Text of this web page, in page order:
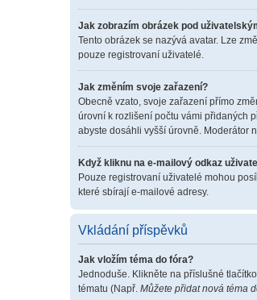
Jak zobrazím obrázek pod
Tento obrázek se nazývá avatar. Lze
pouze registrovaní uživatelé.
Jak změním svoje zařazení?
Obecně vzato, svoje zařazení přímo
úrovní k rozlišení počtu vámi přidaných
abyste dosáhli vyšší úrovně. Moderátor
Když kliknu na e-mailový odkaz
Pouze registrovaní uživatelé mohou
které sbírají e-mailové adresy.
Vkládání příspěvků
Jak vložím téma do fóra?
Jednoduše. Klikněte na příslušné
tématu (Např. Můžete přidat nová téma